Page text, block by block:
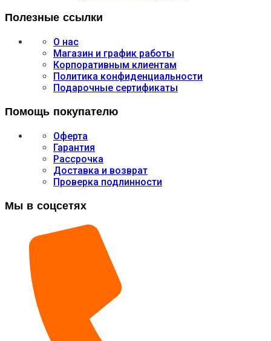
Полезные ссылки
О нас
Магазин и график работы
Корпоративным клиентам
Политика конфиденциальности
Подарочные сертификаты
Помощь покупателю
Оферта
Гарантия
Рассрочка
Доставка и возврат
Проверка подлинности
Мы в соцсетях